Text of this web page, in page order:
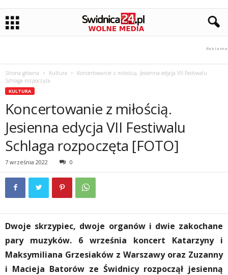
Strona główna Kultura
Koncertowanie z miłością. Jesienna edycja VII Festiwalu
Schlaga rozpoczęta
KULTURA
Koncertowanie z miłością.
Jesienna edycja VII Festiwalu
Schlaga rozpoczęta [FOTO]
7 września 2022 0
Dwoje skrzypiec, dwoje organów i dwie zakochane
pary muzyków. 6 września koncert Katarzyny i
Maksymiliana Grzesiaków z Warszawy oraz Zuzanny
i Macieja Batorów ze Świdnicy rozpoczął jesienną